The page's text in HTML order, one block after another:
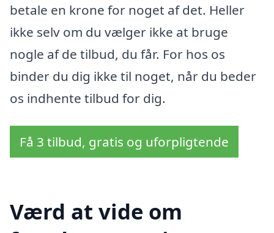
betale en krone for noget af det. Heller
ikke selv om du vælger ikke at bruge
nogle af de tilbud, du får. For hos os
binder du dig ikke til noget, når du beder
os indhente tilbud for dig.
Få 3 tilbud, gratis og uforpligtende
Værd at vide om